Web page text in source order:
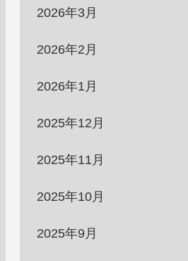
2026年3月
2026年2月
2026年1月
2025年12月
2025年11月
2025年10月
2025年9月